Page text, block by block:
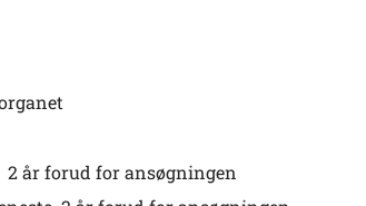
år forud for ansøgningen